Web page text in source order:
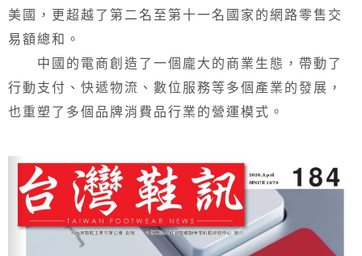
美國，更超越了第二名至第十一名國家的網路零售交
易額總和。
中國的電商創造了一個龐大的商業生態，帶動了
行動支付、快遞物流、數位服務等多個產業的發展，
也重塑了多個品牌消費品行業的營運模式。